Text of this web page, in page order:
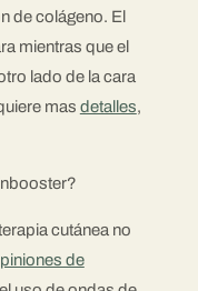
de colágeno. El
mientras que el
lado de la cara
mas detalles,
cutánea no
de